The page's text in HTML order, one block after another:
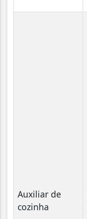
Auxiliar de
cozinha